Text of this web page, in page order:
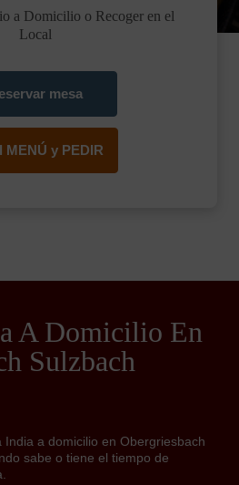
a Domicilio o Recoger en el
Local
mesa
MENÚ y PEDIR
A Domicilio En
Sulzbach
a domicilio en Obergriesbach
sabe o tiene el tiempo de